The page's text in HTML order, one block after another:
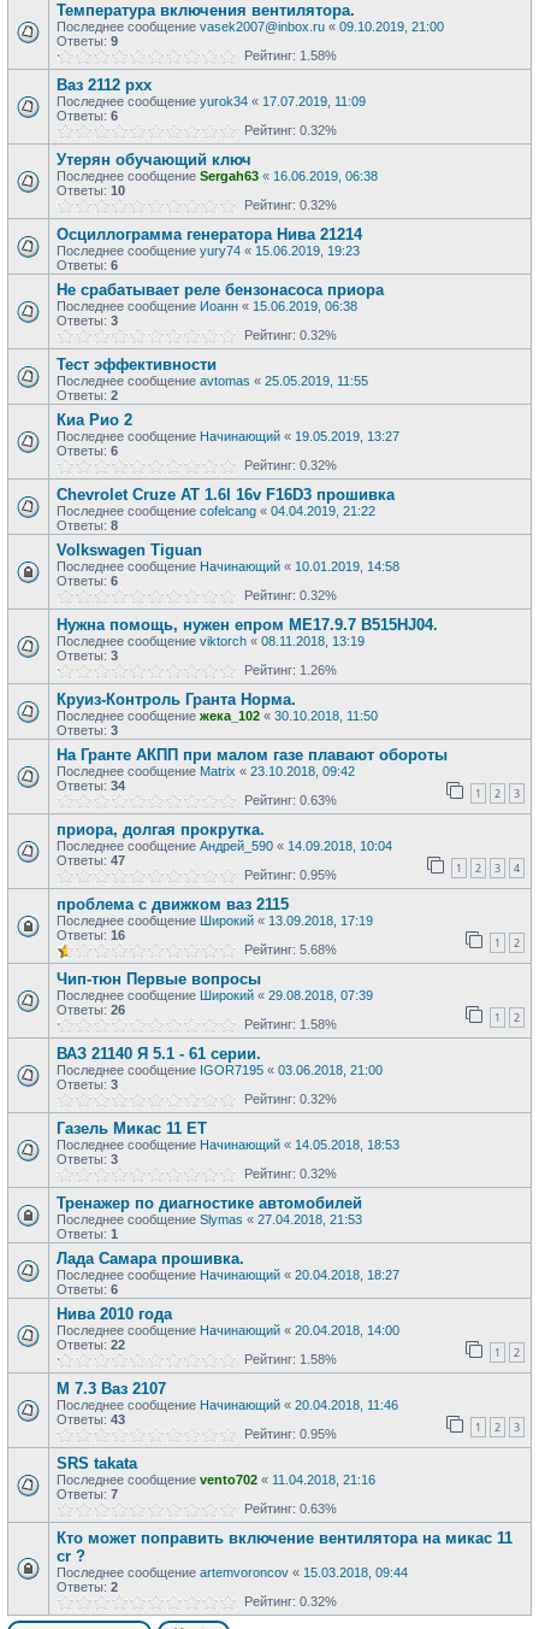
Температура включения вентилятора.
Последнее сообщение vasek2007@inbox.ru « 09.10.2019, 21:00
Ответы: 9
Рейтинг: 1.58%
Ваз 2112 рхх
Последнее сообщение yurok34 « 17.07.2019, 11:09
Ответы: 6
Рейтинг: 0.32%
Утерян обучающий ключ
Последнее сообщение Sergah63 « 16.06.2019, 06:38
Ответы: 10
Рейтинг: 0.32%
Осциллограмма генератора Нива 21214
Последнее сообщение yury74 « 15.06.2019, 19:23
Ответы: 6
Не срабатывает реле бензонасоса приора
Последнее сообщение Иоанн « 15.06.2019, 06:38
Ответы: 3
Рейтинг: 0.32%
Тест эффективности
Последнее сообщение avtomas « 25.05.2019, 11:55
Ответы: 2
Киа Рио 2
Последнее сообщение Начинающий « 19.05.2019, 13:27
Ответы: 6
Рейтинг: 0.32%
Chevrolet Cruze AT 1.6l 16v F16D3 прошивка
Последнее сообщение cofelcang « 04.04.2019, 21:22
Ответы: 8
Volkswagen Tiguan
Последнее сообщение Начинающий « 10.01.2019, 14:58
Ответы: 6
Рейтинг: 0.32%
Нужна помощь, нужен епром МЕ17.9.7 B515HJ04.
Последнее сообщение viktorch « 08.11.2018, 13:19
Ответы: 3
Рейтинг: 1.26%
Круиз-Контроль Гранта Норма.
Последнее сообщение жека_102 « 30.10.2018, 11:50
Ответы: 3
На Гранте АКПП при малом газе плавают обороты
Последнее сообщение Matrix « 23.10.2018, 09:42
Ответы: 34 1 2 3
Рейтинг: 0.63%
приора, долгая прокрутка.
Последнее сообщение Андрей_590 « 14.09.2018, 10:04
Ответы: 47 1 2 3 4
Рейтинг: 0.95%
проблема с движком ваз 2115
Последнее сообщение Широкий « 13.09.2018, 17:19
Ответы: 16 1 2
Рейтинг: 5.68%
Чип-тюн Первые вопросы
Последнее сообщение Широкий « 29.08.2018, 07:39
Ответы: 26 1 2
Рейтинг: 1.58%
ВАЗ 21140 Я 5.1 - 61 серии.
Последнее сообщение IGOR7195 « 03.06.2018, 21:00
Ответы: 3
Рейтинг: 0.32%
Газель Микас 11 ЕТ
Последнее сообщение Начинающий « 14.05.2018, 18:53
Ответы: 3
Рейтинг: 0.32%
Тренажер по диагностике автомобилей
Последнее сообщение Slymas « 27.04.2018, 21:53
Ответы: 1
Лада Самара прошивка.
Последнее сообщение Начинающий « 20.04.2018, 18:27
Ответы: 6
Нива 2010 года
Последнее сообщение Начинающий « 20.04.2018, 14:00
Ответы: 22 1 2
Рейтинг: 1.58%
М 7.3 Ваз 2107
Последнее сообщение Начинающий « 20.04.2018, 11:46
Ответы: 43 1 2 3
Рейтинг: 0.95%
SRS takata
Последнее сообщение vento702 « 11.04.2018, 21:16
Ответы: 7
Рейтинг: 0.63%
Кто может поправить включение вентилятора на микас 11
cr ?
Последнее сообщение artemvoroncov « 15.03.2018, 09:44
Ответы: 2
Рейтинг: 0.32%